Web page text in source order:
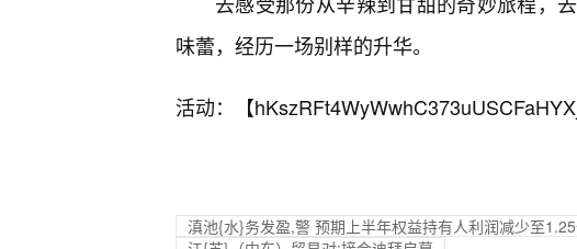
味蕾，经历一场别样的升华。
活动：【
滇池{水}务发盈,警 预期上半年权益持有人利润减少至